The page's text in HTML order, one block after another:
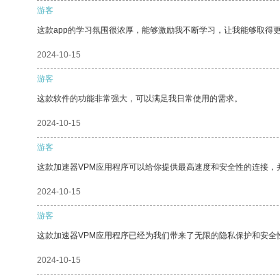
游客
这款app的学习氛围很浓厚，能够激励我不断学习，让我能够取得更
2024-10-15
游客
这款软件的功能非常强大，可以满足我日常使用的需求。
2024-10-15
游客
这款加速器VPM应用程序可以给你提供最高速度和安全性的连接，
2024-10-15
游客
这款加速器VPM应用程序已经为我们带来了无限的隐私保护和安全
2024-10-15